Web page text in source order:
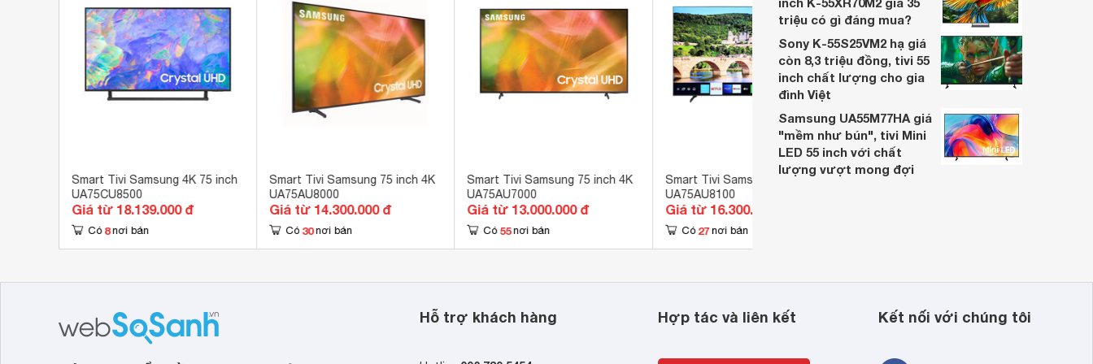
USB 2 cổng
Cổng xuất âm thanh 1 cổng Optical (Digital Audio), 1 cổng eARC (ARC)
Hệ điều hành, giao diện Tizen OS 6.0
Clip TV
Nhaccuatui
Spotify
Tích hợp đầu thu kỹ thuật số
tính bảng
Screen Mirroring
Remote thông minh One Remote sạc qua USB C & ánh sáng
Kết nối Bàn phím, chuột
Smart Tivi Samsung 4K 75 inch
UA75CU8500
Giá từ 18.139.000 đ
Có 8 nơi bán
Smart Tivi Samsung 75 inch 4K
UA75AU8000
Giá từ 14.300.000 đ
Có 30 nơi bán
Smart Tivi Samsung 75 inch 4K
UA75AU7000
Giá từ 13.000.000 đ
Có 55 nơi bán
Smart Tivi Samsung 75 inch 4K
UA75AU8100
Giá từ 16.300.000 đ
Có 27 nơi bán
Smart Tivi Samsung 4K 75 inch
triệu có gì đáng mua?
Sony K-55S25VM2 hạ giá
còn 8,3 triệu đồng, tivi 55
inch chất lượng cho gia
đình Việt
Samsung UA55M77HA giá
"mềm như bún", tivi Mini
LED 55 inch với chất
lượng vượt mong đợi
Hỗ trợ khách hàng Hợp tác và liên kết Kết nối với chúng tôi